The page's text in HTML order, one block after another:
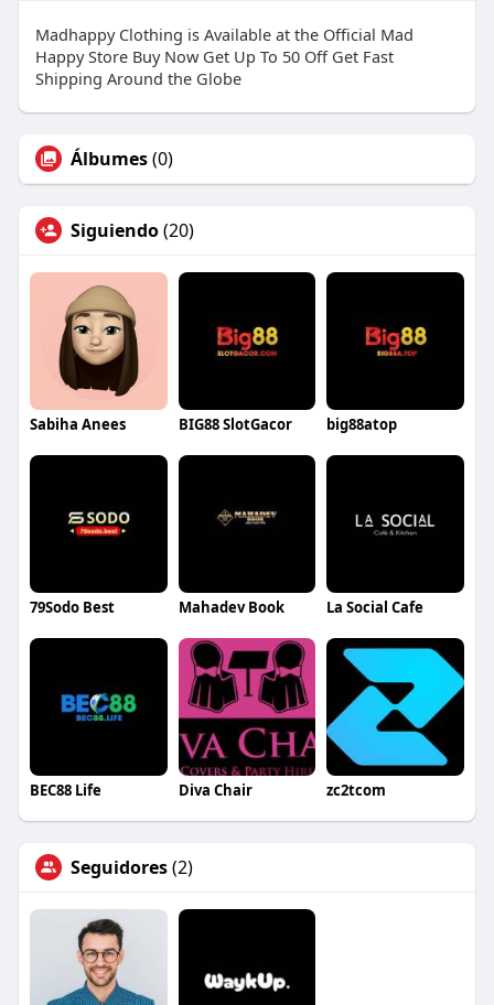
Madhappy Clothing is Available at the Official Mad
Happy Store Buy Now Get Up To 50 Off Get Fast
Shipping Around the Globe
Álbumes(0)
Siguiendo(20)
Sabiha Anees BIG88 SlotGacor big88atop
79Sodo Best Mahadev Book La Social Cafe
BEC88 Life Diva Chair zc2tcom
Seguidores(2)